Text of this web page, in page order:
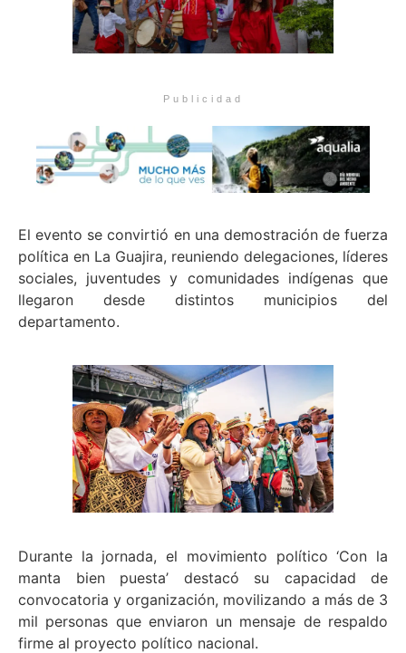
Publicidad
El evento se convirtió en una demostración de fuerza
política en La Guajira, reuniendo delegaciones, líderes
sociales, juventudes y comunidades indígenas que
llegaron desde distintos municipios del
departamento.
Durante la jornada, el movimiento político ‘Con la
manta bien puesta’ destacó su capacidad de
convocatoria y organización, movilizando a más de 3
mil personas que enviaron un mensaje de respaldo
firme al proyecto político nacional.